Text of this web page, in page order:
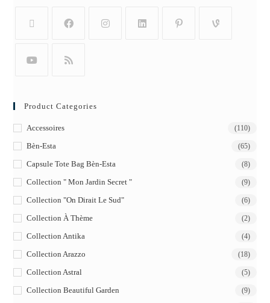
Product Categories
Accessoires (110)
Bèn-Esta (65)
Capsule Tote Bag Bèn-Esta (8)
Collection " Mon Jardin Secret " (9)
Collection "On Dirait Le Sud" (6)
Collection À Thème (2)
Collection Antika (4)
Collection Arazzo (18)
Collection Astral (5)
Collection Beautiful Garden (9)